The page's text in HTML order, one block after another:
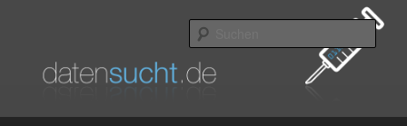
springen
springendatensucht.de